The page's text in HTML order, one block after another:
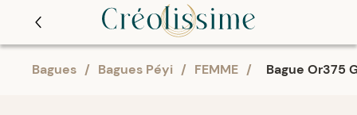
Bagues / Bagues Péyi / FEMME / Bague Or375